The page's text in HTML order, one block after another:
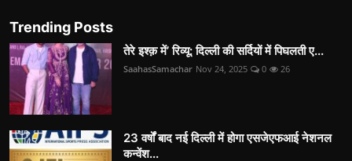
Trending Posts
तेरे इश्क़ में’ रिव्यू: दिल्ली की सर्दियों में पिघलती ए...
SaahasSamachar Nov 24, 2025 0 26
23 वर्षों बाद नई दिल्ली में होगा एसजेएफआई नेशनल
कन्वेंश...